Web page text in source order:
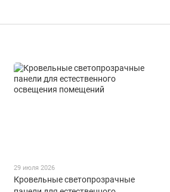
29 июля 2026
Кровельные светопрозрачные